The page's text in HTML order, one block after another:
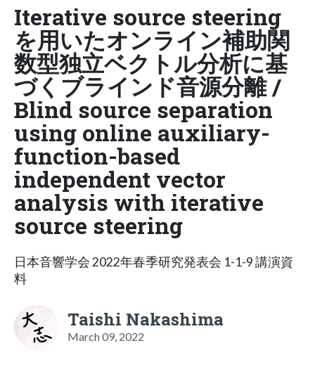
Iterative source steering
を用いたオンライン補助関
数型独立ベクトル分析に基
づくブラインド音源分離 /
Blind source separation
using online auxiliary-
function-based
independent vector
analysis with iterative
source steering
日本音響学会 2022年春季研究発表会 1-1-9 講演資
料
Taishi Nakashima
March 09, 2022